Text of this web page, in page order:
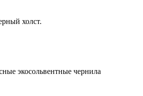
холст.
экосольвентные чернила